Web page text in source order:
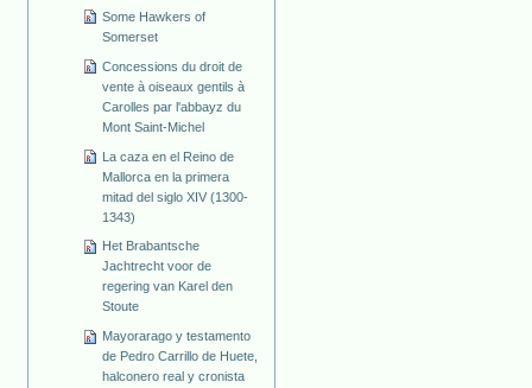
Some Hawkers of
Somerset
Concessions du droit de
vente à oiseaux gentils à
Carolles par l'abbayz du
Mont Saint-Michel
La caza en el Reino de
Mallorca en la primera
mitad del siglo XIV (1300-
1343)
Het Brabantsche
Jachtrecht voor de
regering van Karel den
Stoute
Mayorarago y testamento
de Pedro Carrillo de Huete,
halconero real y cronista